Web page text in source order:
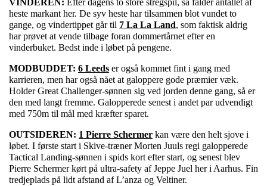
VINDEREN: Efter dagens to store stregspil, så falder antallet af
heste markant her. De syv heste har tilsammen blot vundet to
gange, og vindertippet går til 7 La La Land, som faktisk aldrig
har prøvet at vende tilbage foran dommertårnet efter en
vinderbuket. Bedst inde i løbet på pengene.
MODBUDDET: 6 Leeds er også kommet fint i gang med
karrieren, men har også nået at galoppere gode præmier væk.
Holder Great Challenger-sønnen sig ved jorden denne gang, så er
den med langt fremme. Galopperede senest i andet par udvendigt
med 750m til mål med kræfter sparet.
OUTSIDEREN: 1 Pierre Schermer kan være den helt sjove i
løbet. I første start i Skive-træner Morten Juuls regi galopperede
Tactical Landing-sønnen i spids kort efter start, og senest blev
Pierre Schermer kørt på ultra-safety af Jeppe Juel her i Aarhus. Fin
tredjeplads på lidt afstand af L’anza og Veltiner.